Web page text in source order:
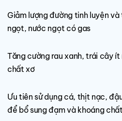
Giảm lượng đường tinh luyện
ngọt, nước ngọt có gas
Tăng cường rau xanh, trái cây
chất xơ
Ưu tiên sử dụng cá, thịt nạc,
để bổ sung đạm và khoáng